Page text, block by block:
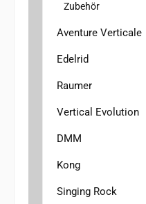
Zubehör
Aventure Verticale
Edelrid
Raumer
Vertical Evolution
DMM
Kong
Singing Rock